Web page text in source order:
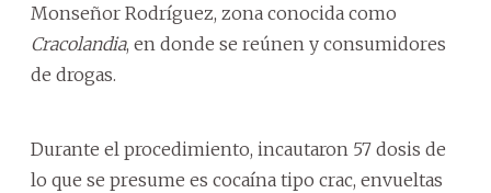
Monseñor Rodríguez, zona conocida como
Cracolandia, en donde se reúnen y consumidores
de drogas.
Durante el procedimiento, incautaron 57 dosis de
lo que se presume es cocaína tipo crac, envueltas